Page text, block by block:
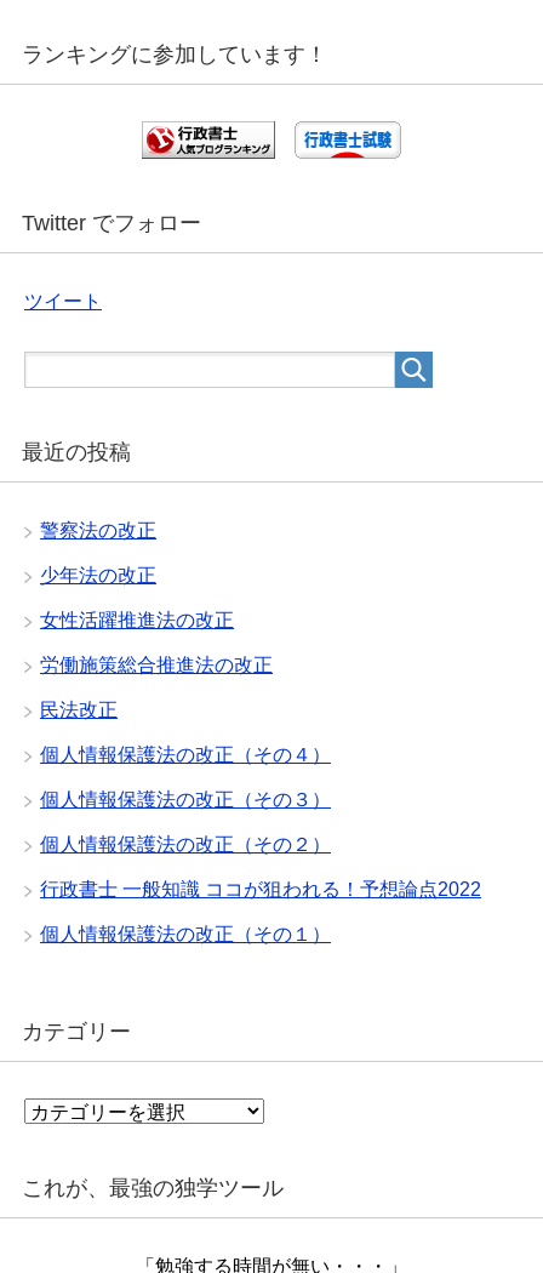
ランキングに参加しています！
Twitter でフォロー
ツイート
最近の投稿
警察法の改正
少年法の改正
女性活躍推進法の改正
労働施策総合推進法の改正
民法改正
個人情報保護法の改正（その４）
個人情報保護法の改正（その３）
個人情報保護法の改正（その２）
行政書士 一般知識 ココが狙われる！予想論点2022
個人情報保護法の改正（その１）
カテゴリー
カ
リ
これが、最強の独学ツール
「勉強する時間が無い・・・」